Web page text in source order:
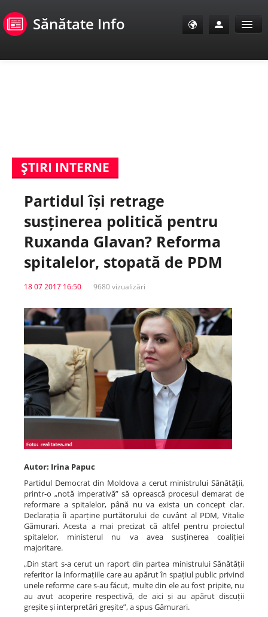
Sănătate Info
E-Sănătate Pacienți
E-Sănătate Medici
E-Sănătate Instituții
Tuberculoza Info
Centrul PAS
Școala E-Sănătate
SanoTeca
ŞTIRI INTERNE
Partidul își retrage
susținerea politică pentru
Ruxanda Glavan? Reforma
spitalelor, stopată de PDM
18 07 2017 16:50 9680 vizualizări
Autor: Irina Papuc
Partidul Democrat din Moldova a cerut ministrului Sănătății,
printr-o „notă imperativă” să oprească procesul demarat de
reformare a spitalelor, până nu va exista un concept clar.
Declarația îi aparține purtătorului de cuvânt al PDM, Vitalie
Gămurari. Acesta a mai precizat că altfel pentru proiectul
spitalelor, ministerul nu va avea susținerea coaliției
majoritare.
„Din start s-a cerut un raport din partea ministrului Sănătății
referitor la informațiile care au apărut în spațiul public privind
unele reforme care s-au făcut, multe din ele au fost pripite, nu
au avut acoperire respectivă, de aici și au apărut discuții
greșite și interpretări greșite”, a spus Gămurari.